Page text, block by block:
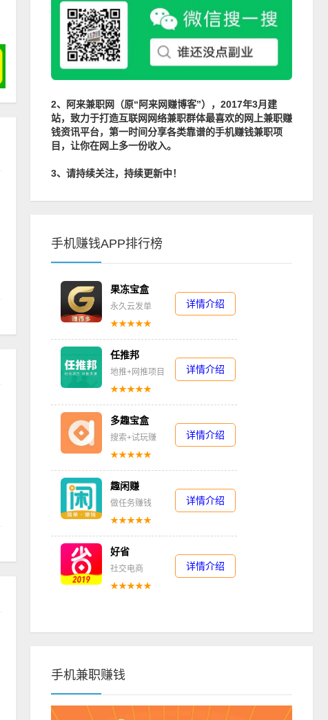
2、阿来兼职网（原“阿来网赚博客”），2017年3月建
站，致力于打造互联网网络兼职群体最喜欢的网上兼职赚
钱资讯平台，第一时间分享各类靠谱的手机赚钱兼职项
目，让你在网上多一份收入。
3、请持续关注，持续更新中！
手机赚钱APP排行榜
详情介绍
果冻宝盒
永久云发单
★★★★★
详情介绍
任推邦
地推+网推项目
★★★★★
详情介绍
多趣宝盒
搜索+试玩赚
★★★★★
详情介绍
趣闲赚
做任务赚钱
★★★★★
详情介绍
好省
社交电商
★★★★★
手机兼职赚钱